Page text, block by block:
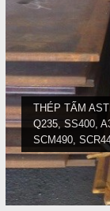
THÉP TẤM
Q235, SS400,
SCM490,
Sản phẩm
Liên hệ
Đóng
TRÊN MẠNG